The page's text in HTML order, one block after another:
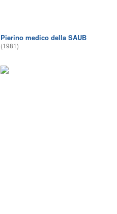
Pierino medico della SAUB
(1981)